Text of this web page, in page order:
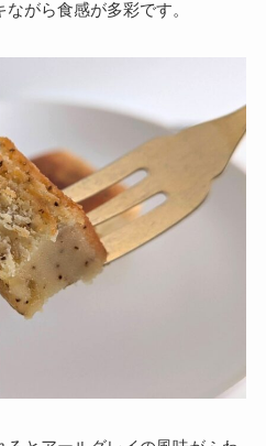
ながら食感が多彩です。